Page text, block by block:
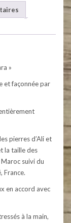
»
et façonnée par
pierres d’Ali et
la taille des
suivi du
France.
en accord avec
à la main,